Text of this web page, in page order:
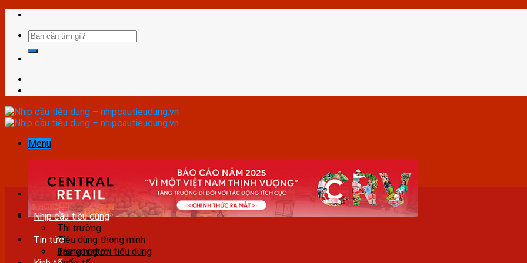
Skip
content
Menu
Nhịp cầu tiêu dùng
Thị trường
Tiêu dùng thông minh
Bảo vệ người tiêu dùng
Tin tức
Trong nước